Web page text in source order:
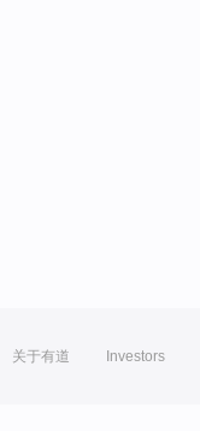
关于有道 Investors